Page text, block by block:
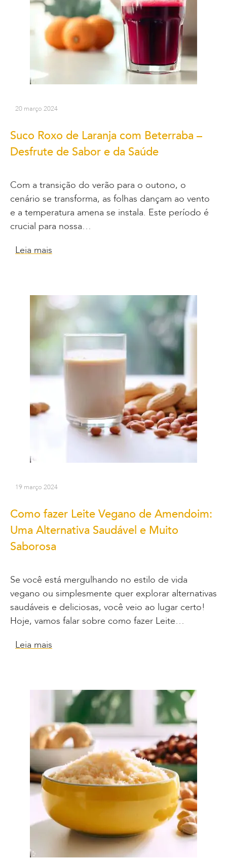
20 março 2024
Suco Roxo de Laranja com Beterraba –
Desfrute de Sabor e da Saúde
Com a transição do verão para o outono, o
cenário se transforma, as folhas dançam ao vento
e a temperatura amena se instala. Este período é
crucial para nossa…
Leia mais
19 março 2024
Como fazer Leite Vegano de Amendoim:
Uma Alternativa Saudável e Muito
Saborosa
Se você está mergulhando no estilo de vida
vegano ou simplesmente quer explorar alternativas
saudáveis e deliciosas, você veio ao lugar certo!
Hoje, vamos falar sobre como fazer Leite…
Leia mais